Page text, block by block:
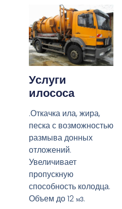
Услуги
илососа
.Откачка ила, жира,
песка с возможностью
размыва донных
отложений.
Увеличивает
пропускную
способность колодца.
Объем до 12 м3.